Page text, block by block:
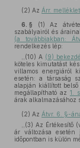
(2) Az Árr.
6. § (1) Az
szabályairól és
(a továbbiakban:
rendelkezés lép:
,,(10) A (9)
köteles kimutatást
villamos energiáról
esetén: a társaság
alapján kiállított
megállapítható az 1.
árak alkalmazásához
(2) Az Átvr. 6. §-
,,(3) Az Értékesítő
ár változása esetén
időpontban is külön